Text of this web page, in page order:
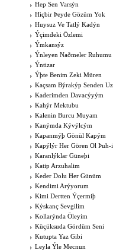
Hep Sen Varsýn
Hiçbir Þeyde Gözüm Yok
Huysuz Ve Tatlý Kadýn
Ýçimdeki Özlemi
Ýmkansýz
Ýnleyen Naðmeler Ruhumu
Ýntizar
Ýþte Benim Zeki Müren
Kaçsam Býrakýp Senden
Kaderimden Davacýyým
Kahýr Mektubu
Kalenin Burcu Muyam
Kanýmda Kývýlcým
Kapanmýþ Gönül Kapým
Kapýlýr Her Gören Ol Þuh-
Karanlýklar Güneþi
Katip Arzuhalim
Keder Dolu Her Günüm
Kendimi Arýyorum
Kimi Dertten Ýçermiþ
Kýskanç Sevgilim
Kollarýnda Öleyim
Küçüksuda Gördüm Seni
Kutupta Yaz Gibi
Leyla Ýle Mecnun